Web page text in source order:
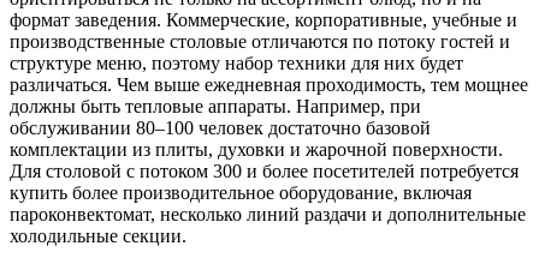
формат заведения. Коммерческие, корпоративные, учебные и
производственные столовые отличаются по потоку гостей и
структуре меню, поэтому набор техники для них будет
различаться. Чем выше ежедневная проходимость, тем мощнее
должны быть тепловые аппараты. Например, при
обслуживании 80–100 человек достаточно базовой
комплектации из плиты, духовки и жарочной поверхности.
Для столовой с потоком 300 и более посетителей потребуется
купить более производительное оборудование, включая
пароконвектомат, несколько линий раздачи и дополнительные
холодильные секции.